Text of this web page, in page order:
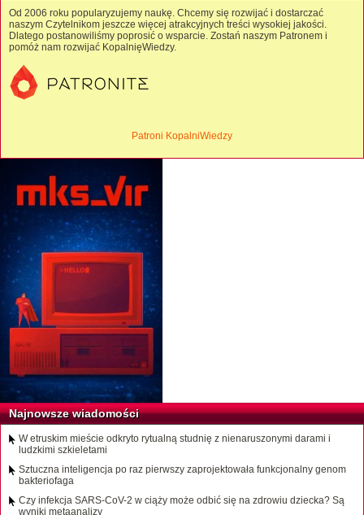
Od 2006 roku popularyzujemy naukę. Chcemy się rozwijać i dostarczać
naszym Czytelnikom jeszcze więcej atrakcyjnych treści wysokiej jakości.
Dlatego postanowiliśmy poprosić o wsparcie. Zostań naszym Patronem i
pomóż nam rozwijać KopalnięWiedzy.
Patroni KopalniWiedzy
Najnowsze wiadomości
W etruskim mieście odkryto rytualną studnię z nienaruszonymi darami i
ludzkimi szkieletami
Sztuczna inteligencja po raz pierwszy zaprojektowała funkcjonalny genom
bakteriofaga
Czy infekcja SARS-CoV-2 w ciąży może odbić się na zdrowiu dziecka? Są
wyniki metaanalizy